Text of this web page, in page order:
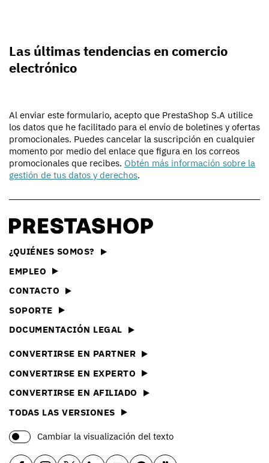
Las últimas tendencias en comercio
electrónico
Al enviar este formulario, acepto que PrestaShop S.A utilice
los datos que he facilitado para el envío de boletines y ofertas
promocionales. Puedes cancelar la suscripción en cualquier
momento por medio del enlace que figura en los correos
promocionales que recibes. Obtén más información sobre la
gestión de tus datos y derechos.
¿QUIÉNES SOMOS?
EMPLEO
CONTACTO
SOPORTE
DOCUMENTACIÓN LEGAL
CONVERTIRSE EN PARTNER
CONVERTIRSE EN EXPERTO
CONVERTIRSE EN AFILIADO
TODAS LAS VERSIONES
Cambiar la visualización del texto